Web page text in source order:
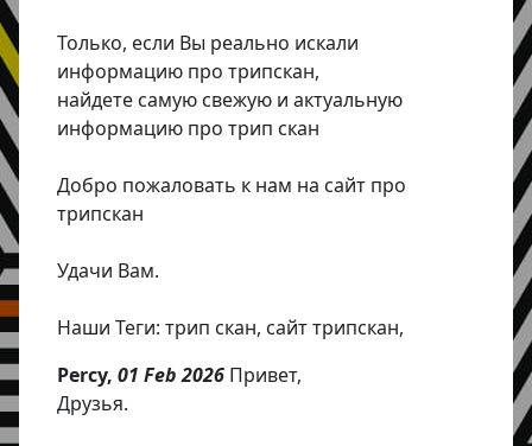
Только, если Вы реально искали
информацию про трипскан,
найдете самую свежую и актуальную
информацию про трип скан
Добро пожаловать к нам на сайт про
трипскан
Удачи Вам.
Наши Теги: трип скан, сайт трипскан,
Percy, 01 Feb 2026 Привет,
Друзья.